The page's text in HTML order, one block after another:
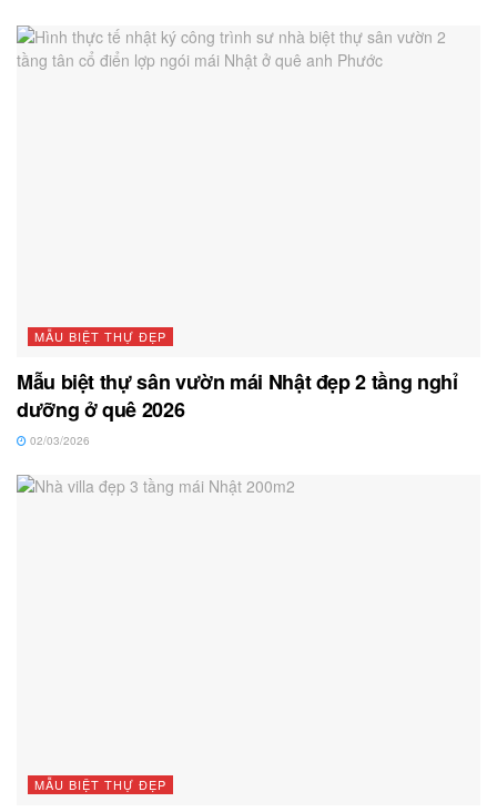
MẪU BIỆT THỰ ĐẸP
Mẫu biệt thự sân vườn mái Nhật đẹp 2 tầng nghỉ
dưỡng ở quê 2026
02/03/2026
MẪU BIỆT THỰ ĐẸP